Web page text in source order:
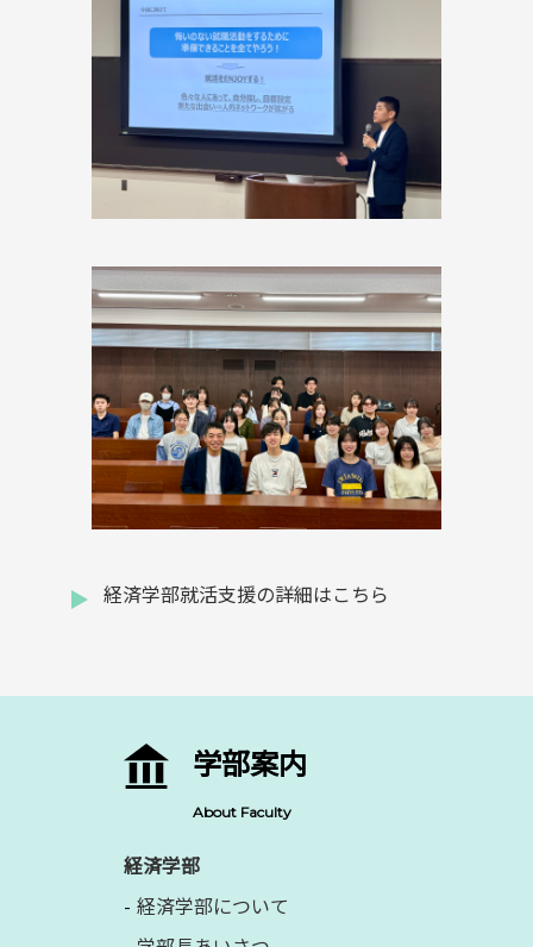
経済学部就活支援の詳細はこちら
学部案内
About Faculty
経済学部
経済学部について